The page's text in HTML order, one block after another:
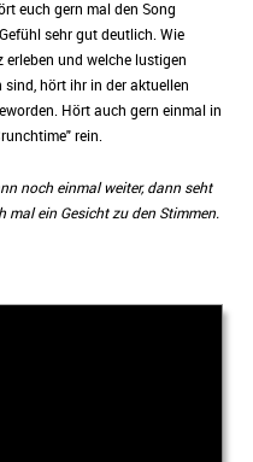
euch gern mal den Song
sehr gut deutlich. Wie
und welche lustigen
hört ihr in der aktuellen
Hört auch gern einmal in
rein.
noch einmal weiter, dann seht
ein Gesicht zu den Stimmen.